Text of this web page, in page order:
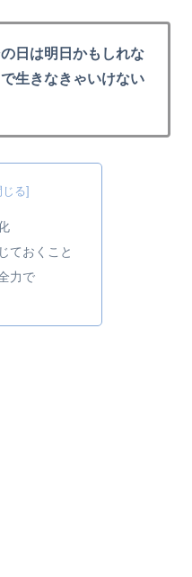
日は明日かもしれな
生きなきゃいけない
ておくこと
力で